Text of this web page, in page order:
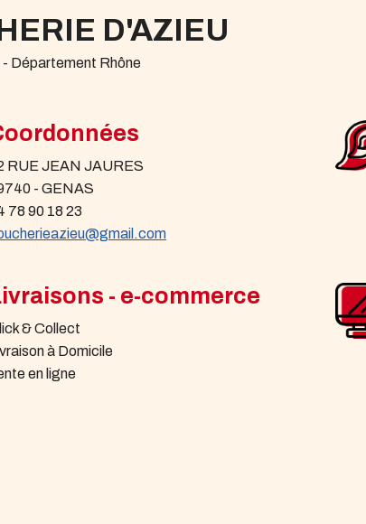
D'AZIEU
Département Rhône
RUE JEAN JAURES
- GENAS
78 90 18 23
- e-commerce
& Collect
à Domicile
en ligne